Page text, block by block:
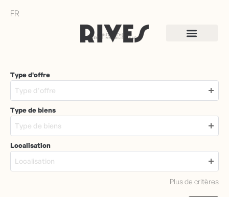
FR
SAINTE-CATHERINE
AGENCE IMMOBILIÈRE PARIS
Type d'offre
Type d'offre
Type de biens
Type de biens
Localisation
Localisation
Plus de critères